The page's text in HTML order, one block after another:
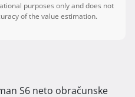
purposes only and does not
of the value estimation.